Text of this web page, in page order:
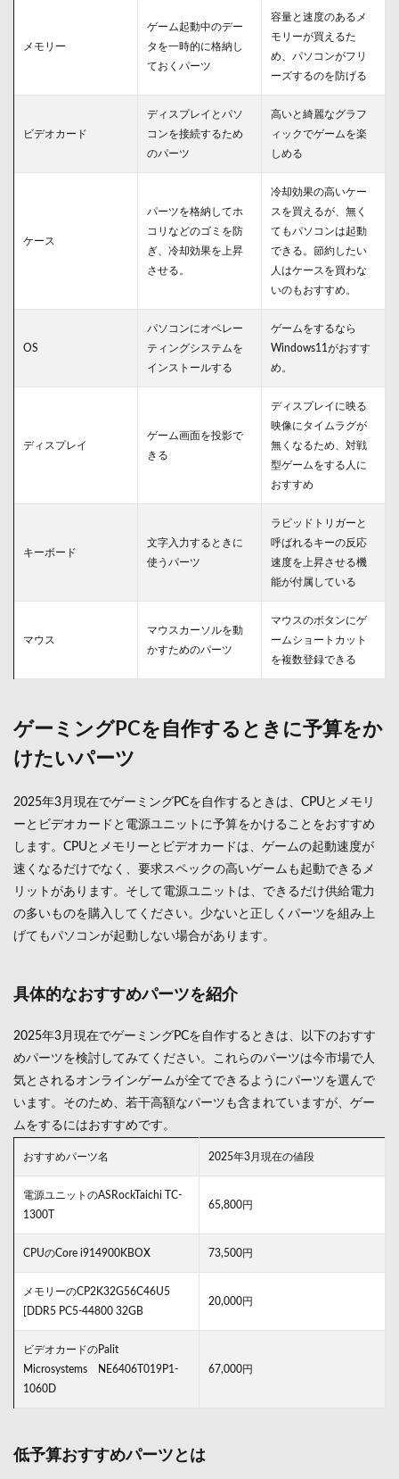
紹介
低予
すす
め
メモリー
ゲーム起動中のデー
タを一時的に格納し
ておくパーツ
容量と速度のあるメ
モリーが買えるた
め、パソコンがフリ
ーズするのを防げる
ビデオカード
ディスプレイとパソ
コンを接続するため
のパーツ
高いと綺麗なグラフ
ィックでゲームを楽
しめる
ケース
パーツを格納してホ
コリなどのゴミを防
ぎ、冷却効果を上昇
させる。
冷却効果の高いケー
スを買えるが、無く
てもパソコンは起動
できる。節約したい
人はケースを買わな
いのもおすすめ。
OS
パソコンにオペレー
ティングシステムを
インストールする
ゲームをするなら
Windows11がおすす
め。
ディスプレイ
ゲーム画面を投影で
きる
ディスプレイに映る
映像にタイムラグが
無くなるため、対戦
型ゲームをする人に
おすすめ
キーボード
文字入力するときに
使うパーツ
ラピッドトリガーと
呼ばれるキーの反応
速度を上昇させる機
能が付属している
マウス
マウスカーソルを動
かすためのパーツ
マウスのボタンにゲ
ームショートカット
を複数登録できる
ゲーミングPCを自作するときに予算をか
けたいパーツ
2025年3月現在でゲーミングPCを自作するときは、CPUとメモリ
ーとビデオカードと電源ユニットに予算をかけることをおすすめ
します。CPUとメモリーとビデオカードは、ゲームの起動速度が
速くなるだけでなく、要求スペックの高いゲームも起動できるメ
リットがあります。そして電源ユニットは、できるだけ供給電力
の多いものを購入してください。少ないと正しくパーツを組み上
げてもパソコンが起動しない場合があります。
具体的なおすすめパーツを紹介
2025年3月現在でゲーミングPCを自作するときは、以下のおすす
めパーツを検討してみてください。これらのパーツは今市場で人
気とされるオンラインゲームが全てできるようにパーツを選んで
います。そのため、若干高額なパーツも含まれていますが、ゲー
ムをするにはおすすめです。
おすすめパーツ名 2025年3月現在の値段
電源ユニットのASRockTaichi TC-
1300T
65,800円
CPUのCore i914900KBOX 73,500円
メモリーのCP2K32G56C46U5
[DDR5 PC5-44800 32GB
20,000円
ビデオカードのPalit
Microsystems NE6406T019P1-
1060D
67,000円
低予算おすすめパーツとは